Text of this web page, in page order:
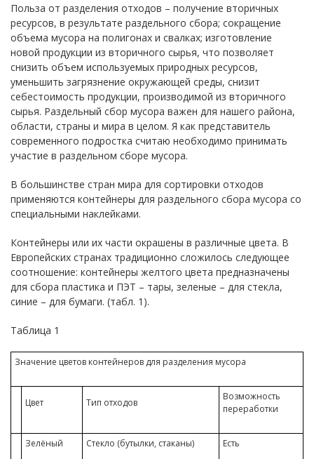
Польза от разделения отходов – получение вторичных
ресурсов, в результате раздельного сбора; сокращение
объема мусора на полигонах и свалках; изготовление
новой продукции из вторичного сырья, что позволяет
снизить объем используемых природных ресурсов,
уменьшить загрязнение окружающей среды, снизит
себестоимость продукции, производимой из вторичного
сырья. Раздельный сбор мусора важен для нашего района,
области, страны и мира в целом. Я как представитель
современного подростка считаю необходимо принимать
участие в раздельном сборе мусора.
В большинстве стран мира для сортировки отходов
применяются контейнеры для раздельного сбора мусора со
специальными наклейками.
Контейнеры или их части окрашены в различные цвета. В
Европейских странах традиционно сложилось следующее
соотношение: контейнеры желтого цвета предназначены
для сбора пластика и ПЭТ – тары, зеленые – для стекла,
синие – для бумаги. (табл. 1).
Таблица 1
Значение цветов контейнеров для разделения мусора
Цвет Тип отходов
Возможность
переработки
Зелёный Стекло (бутылки, стаканы) Есть